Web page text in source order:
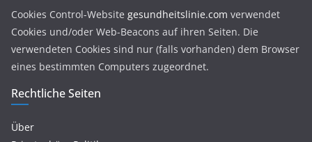
Cookies Control-Website gesundheitslinie.com verwendet
Cookies und/oder Web-Beacons auf ihren Seiten. Die
verwendeten Cookies sind nur (falls vorhanden) dem Browser
eines bestimmten Computers zugeordnet.
Rechtliche Seiten
Über